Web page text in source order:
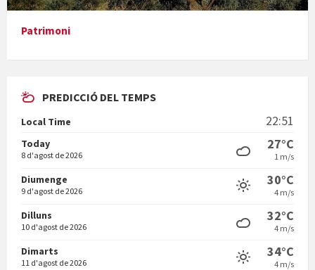
En Bum
Vermuts a la Font. Hit parit
Patrimoni
PREDICCIÓ DEL TEMPS
Local Time 22:51
Today
8 d'agost de 2026
27°C
1 m/s
Diumenge
9 d'agost de 2026
30°C
4 m/s
Dilluns
10 d'agost de 2026
32°C
4 m/s
Dimarts
11 d'agost de 2026
34°C
4 m/s